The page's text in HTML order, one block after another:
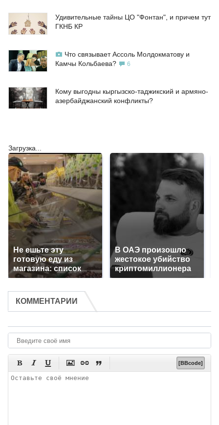
Удивительные тайны ЦО "Фонтан", и причем тут
ГКНБ КР
Что связывает Ассоль Молдокматову и
Камчы Кольбаева?
6
Кому выгодны кыргызско-таджикский и армяно-
азербайджанский конфликты?
Загрузка...
Не ешьте эту
готовую еду из
магазина: список
В ОАЭ произошло
жестокое убийство
криптомиллионера
КОММЕНТАРИИ
      [BBcode]